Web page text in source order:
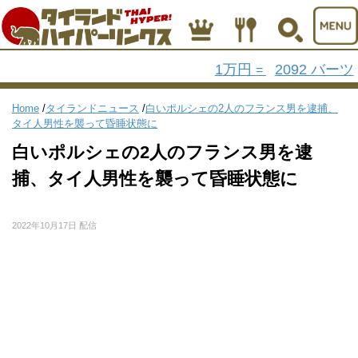
1万円 = 2092 バーツ
Home /タイランドニュース /白いポルシェの2人のフランス男を逮捕、
タイ人男性を襲って昏睡状態に
白いポルシェの2人のフランス男を逮
捕、タイ人男性を襲って昏睡状態に
2022年10月17日 配信